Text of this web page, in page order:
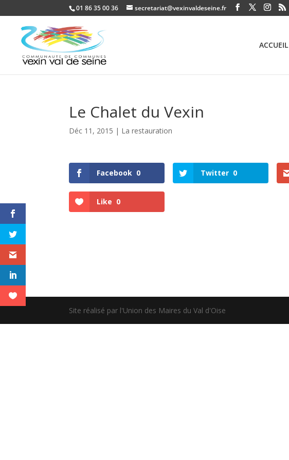
01 86 35 00 36 secretariat@vexinvaldeseine.fr
ACCUEIL
Le Chalet du Vexin
Déc 11, 2015 | La restauration
Facebook 0 Twitter 0
Like 0
Site réalisé par l'Union des Maires du Val d'Oise